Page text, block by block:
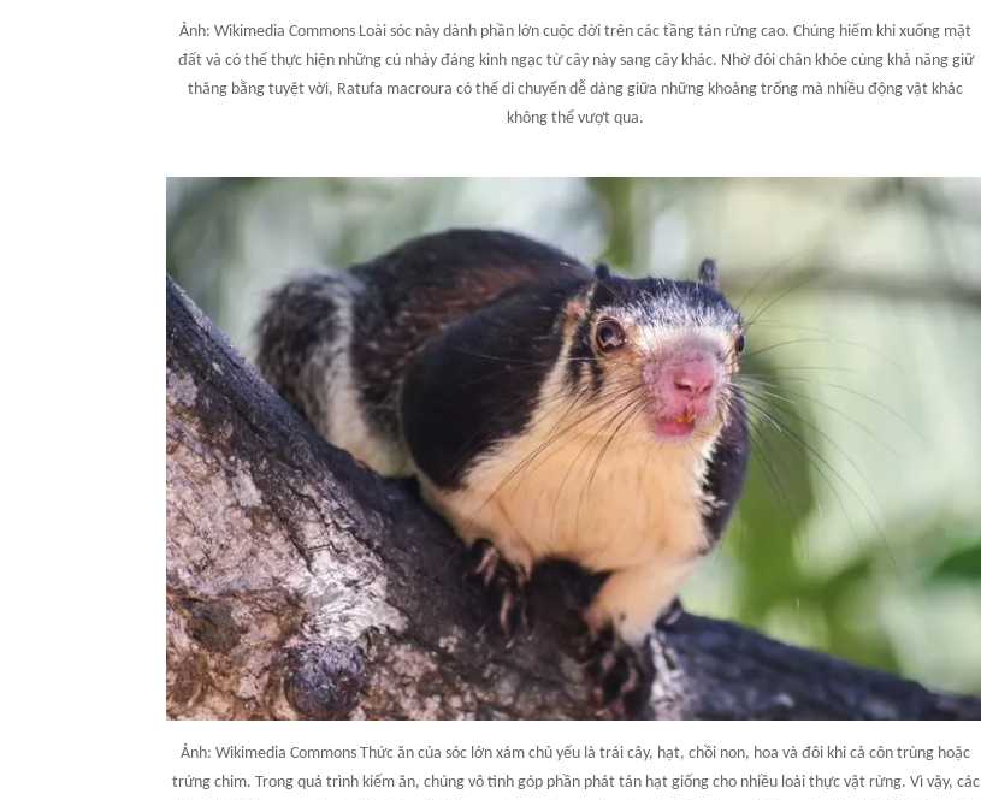
Ảnh: Wikimedia Commons Loài sóc này dành phần lớn cuộc đời trên các tầng tán rừng cao. Chúng hiếm khi xuống mặt
đất và có thể thực hiện những cú nhảy đáng kinh ngạc từ cây này sang cây khác. Nhờ đôi chân khỏe cùng khả năng giữ
thăng bằng tuyệt vời, Ratufa macroura có thể di chuyển dễ dàng giữa những khoảng trống mà nhiều động vật khác
không thể vượt qua.
Ảnh: Wikimedia Commons Thức ăn của sóc lớn xám chủ yếu là trái cây, hạt, chồi non, hoa và đôi khi cả côn trùng hoặc
trứng chim. Trong quá trình kiếm ăn, chúng vô tình góp phần phát tán hạt giống cho nhiều loài thực vật rừng. Vì vậy, các